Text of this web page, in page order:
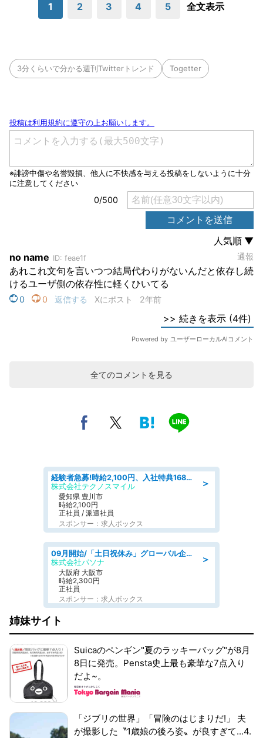
1 2 3 4 5 全文表示
3分くらいで分かる週刊Twitterトレンド Togetter
全てのコメントを見る
＞
経験者急募!時給2,100円、入社特典168万円の自動車製造業務/トヨタ自動車/tutumi
株式会社テクノスマイル
愛知県 豊川市
時給2,100円
正社員 / 派遣社員
スポンサー：求人ボックス
＞
09月開始/「土日祝休み」グローバル企業での産業保健のお仕事/保健師/高時給/残業なし/服装自由
株式会社パソナ
大阪府 大阪市
時給2,300円
正社員
スポンサー：求人ボックス
姉妹サイト
Suicaのペンギン"夏のラッキーバッグ"が8月
8日に発売。Pensta史上最も豪華な7点入り
だよ~。
「ジブリの世界」「冒険のはじまりだ!」 夫
が撮影した〝1歳娘の後ろ姿〟が良すぎて...4.